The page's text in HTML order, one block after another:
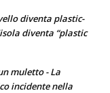
diventa plastic-
diventa “plastic
muletto - La
incidente nella